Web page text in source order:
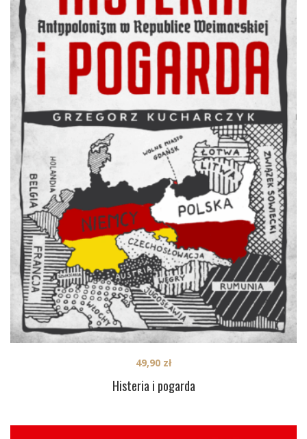
Histeria i pogarda
49,90 zł